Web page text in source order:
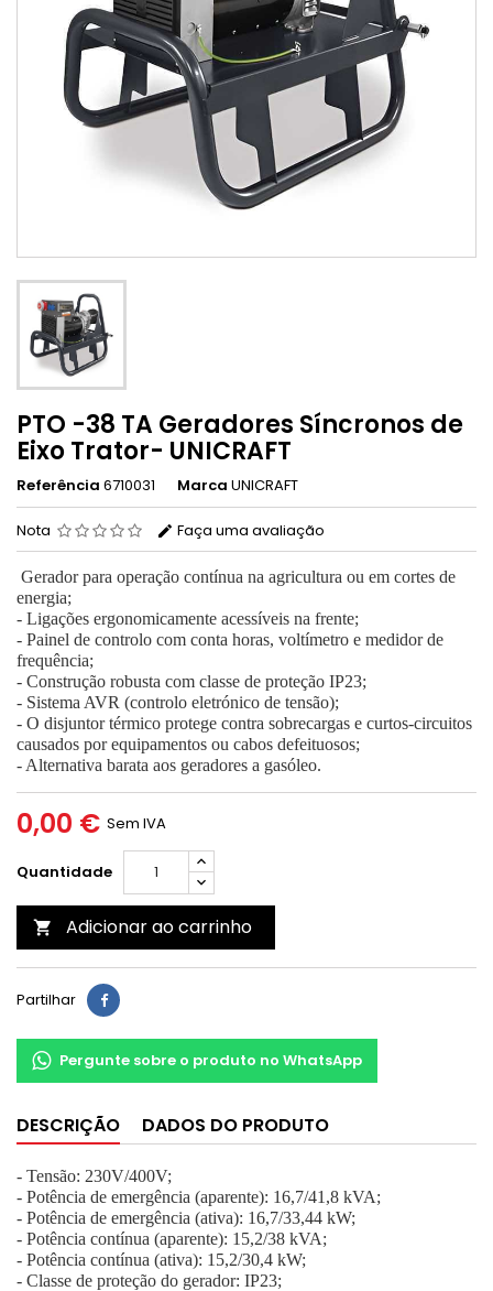
PTO -38 TA Geradores Síncronos de
Eixo Trator- UNICRAFT
Referência 6710031 Marca UNICRAFT
Nota Faça uma avaliação
Gerador para operação contínua na agricultura ou em cortes de
energia;
- Ligações ergonomicamente acessíveis na frente;
- Painel de controlo com conta horas, voltímetro e medidor de
frequência;
- Construção robusta com classe de proteção IP23;
- Sistema AVR (controlo eletrónico de tensão);
- O disjuntor térmico protege contra sobrecargas e curtos-circuitos
causados por equipamentos ou cabos defeituosos;
- Alternativa barata aos geradores a gasóleo.
0,00 € Sem IVA
Quantidade
 Adicionar ao carrinho
Partilhar
Pergunte sobre o produto no WhatsApp
DESCRIÇÃO DADOS DO PRODUTO
- Tensão: 230V/400V;
- Potência de emergência (aparente): 16,7/41,8 kVA;
- Potência de emergência (ativa): 16,7/33,44 kW;
- Potência contínua (aparente): 15,2/38 kVA;
- Potência contínua (ativa): 15,2/30,4 kW;
- Classe de proteção do gerador: IP23;